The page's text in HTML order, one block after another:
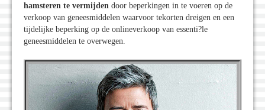
hamsteren te vermijden door beperkingen in te voeren op de
verkoop van geneesmiddelen waarvoor tekorten dreigen en een
tijdelijke beperking op de onlineverkoop van essenti?le
geneesmiddelen te overwegen.